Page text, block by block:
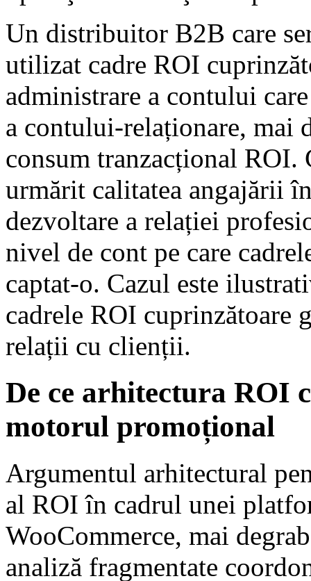
Un distribuitor B2B care
utilizat cadre ROI
administrare a contului
a contului-relaționare, mai
consum tranzacțional
urmărit calitatea angajării
dezvoltare a relației
nivel de cont pe care
captat-o. Cazul este
cadrele ROI cuprinzătoare
relații cu clienții.
De ce arhitectura ROI
motorul promoțional
Argumentul arhitectural
al ROI în cadrul unei
WooCommerce, mai
analiză fragmentate